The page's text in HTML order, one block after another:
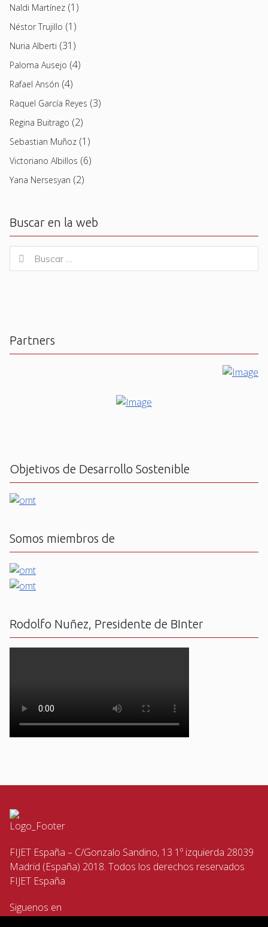
Naldi Martínez (1)
Néstor Trujillo (1)
Nuria Alberti (31)
Paloma Ausejo (4)
Rafael Ansón (4)
Raquel García Reyes (3)
Regina Buitrago (2)
Sebastian Muñoz (1)
Victoriano Albillos (6)
Yana Nersesyan (2)
Buscar en la web
for:
Buscar
Partners
Objetivos de Desarrollo Sostenible
Somos miembros de
Rodolfo Nuñez, Presidente de BInter
FIJET España – C/Gonzalo Sandino, 13 1º izquierda 28039
Madrid (España) 2018. Todos los derechos reservados
FIJET España
Siguenos en